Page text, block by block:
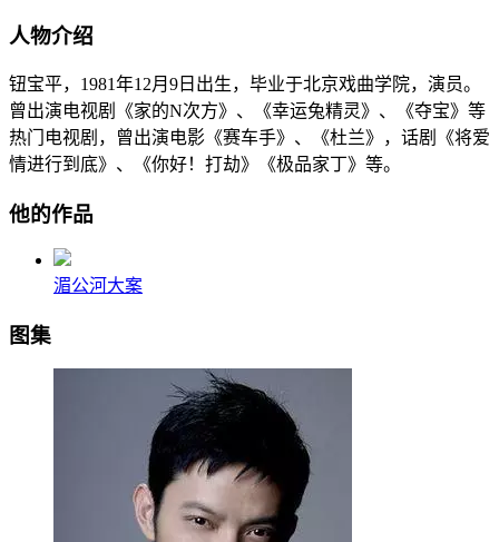
人物介绍
钮宝平，1981年12月9日出生，毕业于北京戏曲学院，演员。
曾出演电视剧《家的N次方》、《幸运兔精灵》、《夺宝》等
热门电视剧，曾出演电影《赛车手》、《杜兰》，话剧《将爱
情进行到底》、《你好！打劫》《极品家丁》等。
他的作品
湄公河大案
图集